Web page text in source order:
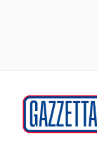
contenuto